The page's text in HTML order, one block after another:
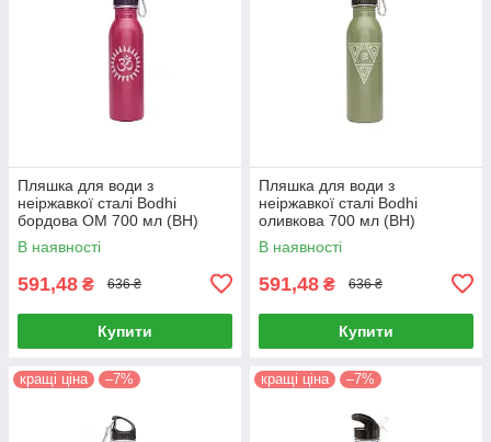
Пляшка для води з
неіржавкої сталі Bodhi
бордова ОМ 700 мл (BH)
В наявності
591,48 ₴ 636 ₴
Купити
Пляшка для води з
неіржавкої сталі Bodhi
оливкова 700 мл (BH)
В наявності
591,48 ₴ 636 ₴
Купити
кращі ціна –7% кращі ціна –7%